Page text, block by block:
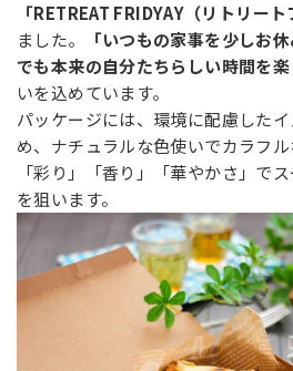
「RETREAT FRIDYAY（リトリート
ました。
「いつもの家事を少しお
でも本来の自分たちらしい時間を楽
いを込めています。
パッケージには、環境に配慮した
め、ナチュラルな色使いでカラフル
「彩り」「香り」「華やかさ」で
を狙います。